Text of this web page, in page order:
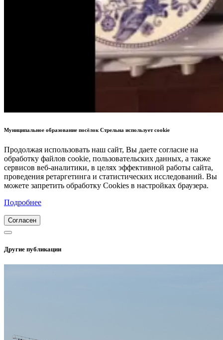
Муниципальное образование посёлок Стрельна использует cookie
Продолжая использовать наш сайт, Вы даете согласие на
обработку файлов cookie, пользовательских данных, а также
сервисов веб-аналитики, в целях эффективной работы сайта,
проведения ретаргетинга и статистических исследований. Вы
можете запретить обработку Cookies в настройках браузера.
Подробнее
Согласен
Другие публикации